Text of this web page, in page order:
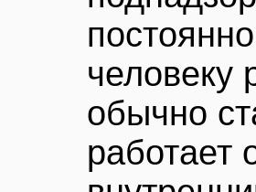
обычно
работает